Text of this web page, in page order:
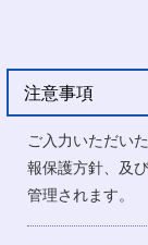
注意事項
ご入力いただい
報保護方針、及び
管理されます。